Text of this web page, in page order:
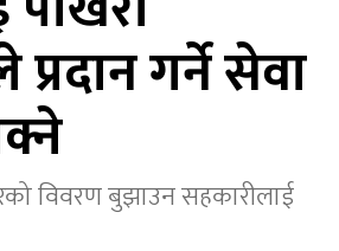
गर्ने सेवा
विवरण बुझाउन सहकारीलाई